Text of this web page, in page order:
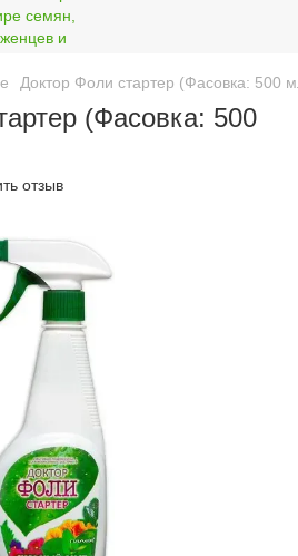
Доктор Фоли стартер (Фасовка: 500
(Фасовка: 500
отзыв